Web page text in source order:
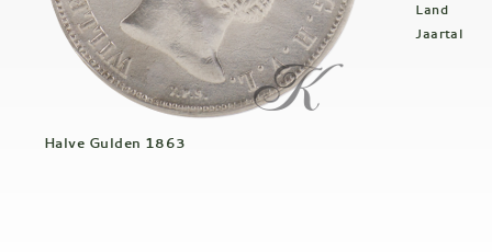
Halve Gulden 1863
Land
Jaartal